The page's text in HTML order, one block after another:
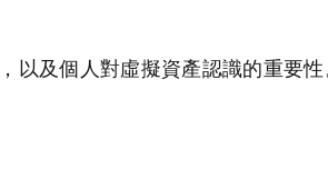
以及個人對虛擬資產認識的重要性